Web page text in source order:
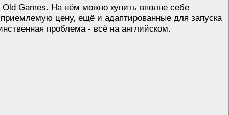
Games. На нём можно купить вполне себе
цену, ещё и адаптированные для запуска
проблема - всё на английском.